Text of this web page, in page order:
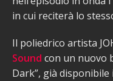
in cui reciterà lo
Il poliedrico artista
Sound con un nuovo
Dark”, già disponibile